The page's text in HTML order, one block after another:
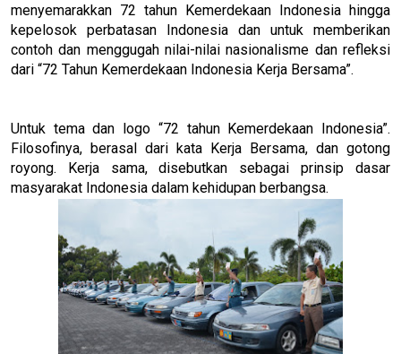
menyemarakkan 72 tahun Kemerdekaan Indonesia hingga
kepelosok perbatasan Indonesia dan untuk memberikan
contoh dan menggugah nilai-nilai nasionalisme dan refleksi
dari “72 Tahun Kemerdekaan Indonesia Kerja Bersama”.
Untuk tema dan logo “72 tahun Kemerdekaan Indonesia”.
Filosofinya, berasal dari kata Kerja Bersama, dan gotong
royong. Kerja sama, disebutkan sebagai prinsip dasar
masyarakat Indonesia dalam kehidupan berbangsa.